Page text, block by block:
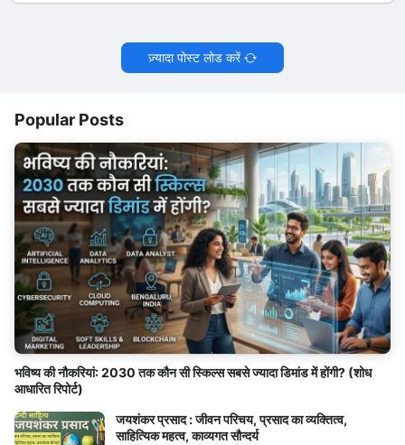
ज़्यादा पोस्ट लोड करें
Popular Posts
भविष्य की नौकरियां: 2030 तक कौन सी स्किल्स सबसे ज्यादा डिमांड में होंगी? (शोध
आधारित रिपोर्ट)
जयशंकर प्रसाद : जीवन परिचय, प्रसाद का व्यक्तित्व,
साहित्यिक महत्व, काव्यगत सौन्दर्य